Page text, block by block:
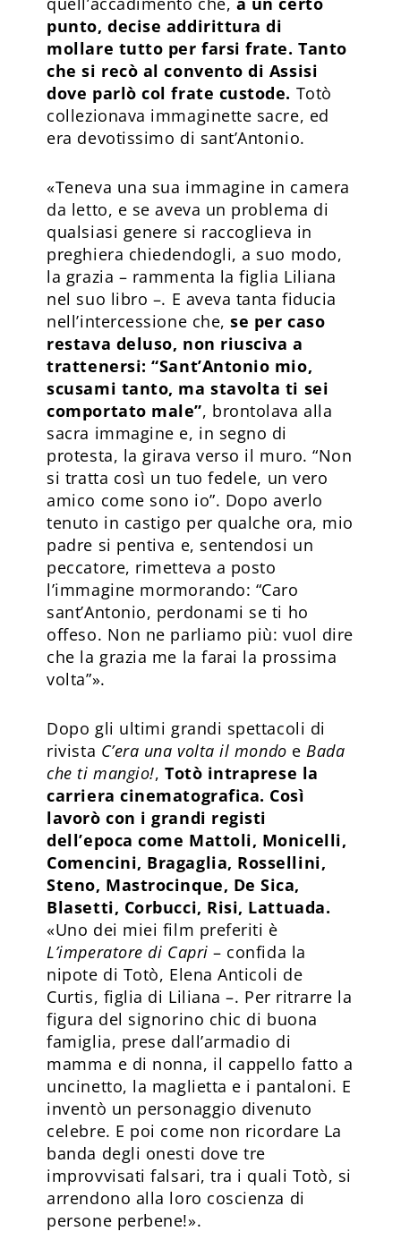
punto, decise addirittura di
mollare tutto per farsi frate. Tanto
che si recò al convento di Assisi
dove parlò col frate custode. Totò
collezionava immaginette sacre, ed
era devotissimo di sant’Antonio.
«Teneva una sua immagine in camera
da letto, e se aveva un problema di
qualsiasi genere si raccoglieva in
preghiera chiedendogli, a suo modo,
la grazia – rammenta la figlia Liliana
nel suo libro –. E aveva tanta fiducia
nell’intercessione che, se per caso
restava deluso, non riusciva a
trattenersi: “Sant’Antonio mio,
scusami tanto, ma stavolta ti sei
comportato male”, brontolava alla
sacra immagine e, in segno di
protesta, la girava verso il muro. “Non
si tratta così un tuo fedele, un vero
amico come sono io”. Dopo averlo
tenuto in castigo per qualche ora, mio
padre si pentiva e, sentendosi un
peccatore, rimetteva a posto
l’immagine mormorando: “Caro
sant’Antonio, perdonami se ti ho
offeso. Non ne parliamo più: vuol dire
che la grazia me la farai la prossima
volta”».
Dopo gli ultimi grandi spettacoli di
rivista C’era una volta il mondo e Bada
che ti mangio!, Totò intraprese la
carriera cinematografica. Così
lavorò con i grandi registi
dell’epoca come Mattoli, Monicelli,
Comencini, Bragaglia, Rossellini,
Steno, Mastrocinque, De Sica,
Blasetti, Corbucci, Risi, Lattuada.
«Uno dei miei film preferiti è
L’imperatore di Capri – confida la
nipote di Totò, Elena Anticoli de
Curtis, figlia di Liliana –. Per ritrarre la
figura del signorino chic di buona
famiglia, prese dall’armadio di
mamma e di nonna, il cappello fatto a
uncinetto, la maglietta e i pantaloni. E
inventò un personaggio divenuto
celebre. E poi come non ricordare La
banda degli onesti dove tre
improvvisati falsari, tra i quali Totò, si
arrendono alla loro coscienza di
persone perbene!».